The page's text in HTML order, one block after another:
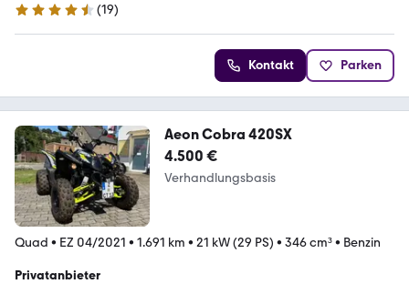
4.7 Sterne
(19)
Kontakt Parken
Aeon Cobra 420SX
4.500 €
Verhandlungsbasis
Quad • EZ 04/2021 • 1.691 km • 21 kW (29 PS) • 346 cm³• Benzin
Privatanbieter